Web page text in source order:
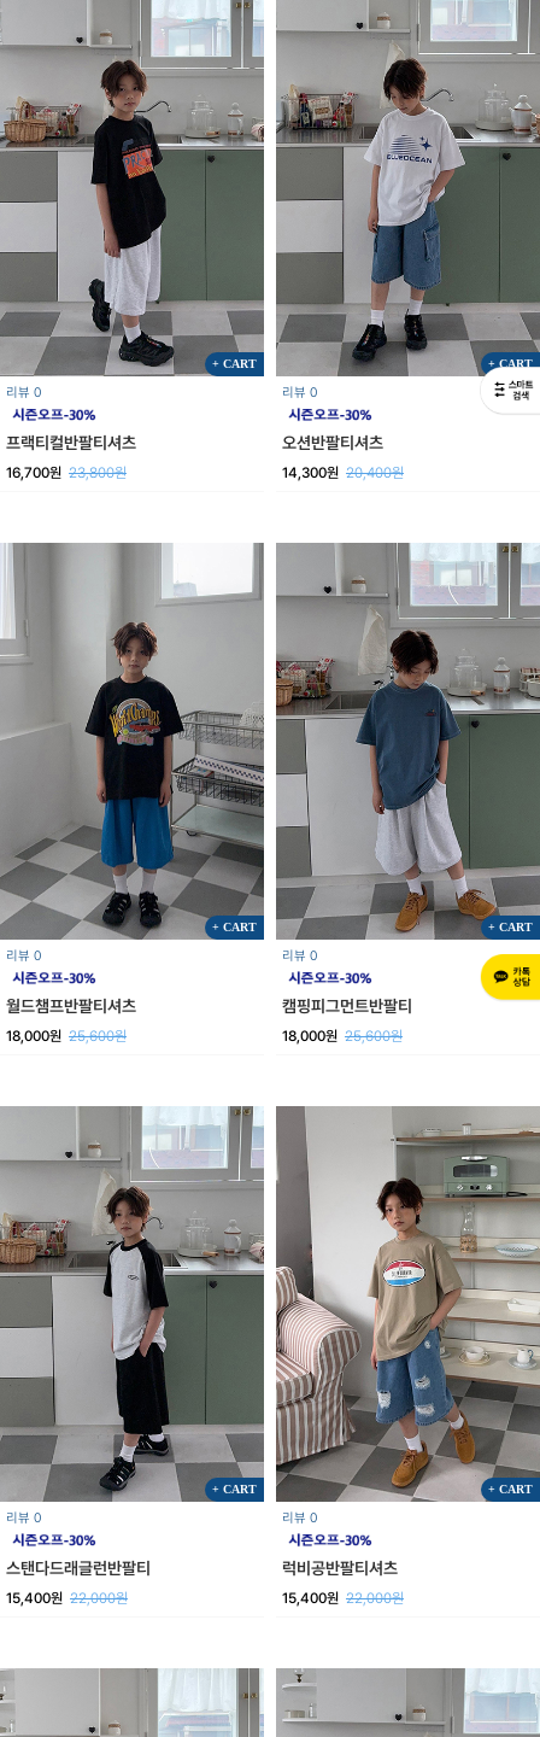
+ CART
리뷰 0
프랙티컬반팔티셔츠
16,700원 23,800원
+ CART
리뷰 0
오션반팔티셔츠
14,300원 20,400원
+ CART
리뷰 0
월드챔프반팔티셔츠
18,000원 25,600원
+ CART
리뷰 0
캠핑피그먼트반팔티
18,000원 25,600원
+ CART
리뷰 0
스탠다드래글런반팔티
15,400원 22,000원
+ CART
리뷰 0
럭비공반팔티셔츠
15,400원 22,000원